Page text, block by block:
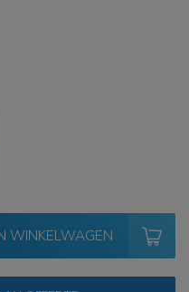
WINKELWAGEN